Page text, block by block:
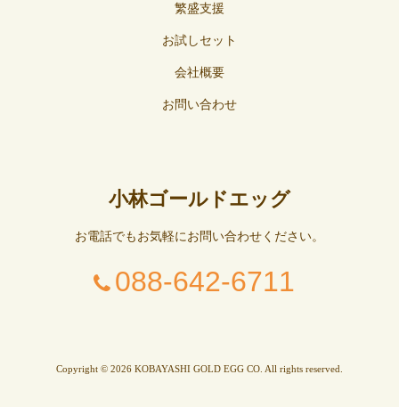
繁盛支援
お試しセット
会社概要
お問い合わせ
小林ゴールドエッグ
お電話でもお気軽にお問い合わせください。
088-642-6711
Copyright © 2026 KOBAYASHI GOLD EGG CO. All rights reserved.